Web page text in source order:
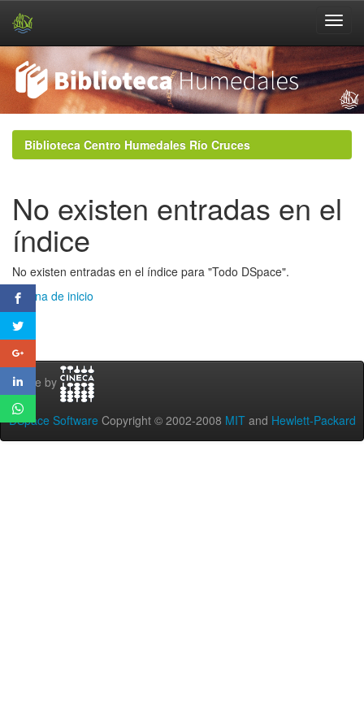
navigationBiblioteca Centro Humedales Río Cruces
No existen entradas en el
índice
No existen entradas en el índice para "Todo DSpace".
Página de inicio
Theme by
DSpace Software Copyright © 2002-2008 MIT and Hewlett-Packard